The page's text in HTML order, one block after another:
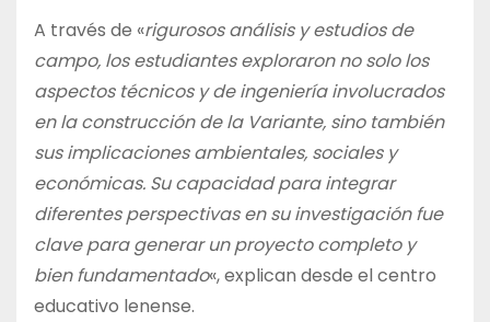
A través de «rigurosos análisis y estudios de
campo, los estudiantes exploraron no solo los
aspectos técnicos y de ingeniería involucrados
en la construcción de la Variante, sino también
sus implicaciones ambientales, sociales y
económicas. Su capacidad para integrar
diferentes perspectivas en su investigación fue
clave para generar un proyecto completo y
bien fundamentado«, explican desde el centro
educativo lenense.